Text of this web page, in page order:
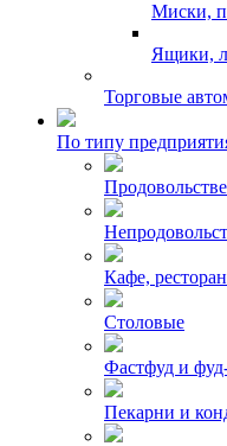
Миски,
Ящики,
Торговые
По типу
Кафе,
Столовые
Фастфуд и
Пекарни и